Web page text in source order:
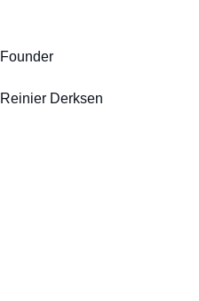
Founder
Reinier Derksen